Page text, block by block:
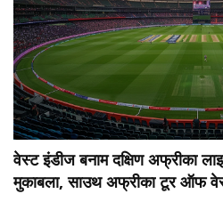
वेस्ट इंडीज बनाम दक्षिण अफ्रीका
मुकाबला, साउथ अफ्रीका टूर ऑफ